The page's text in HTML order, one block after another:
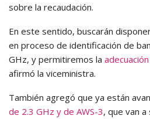
sobre la recaudación.
En este sentido, buscarán
en proceso de identificación de
GHz, y permitiremos la
afirmó la viceministra.
También agregó que ya están
de 2.3 GHz y de AWS-3, que van